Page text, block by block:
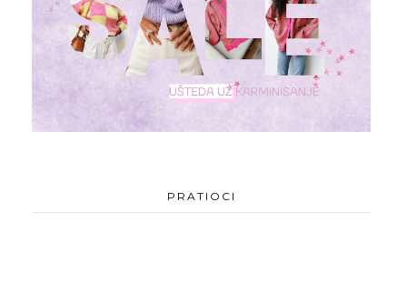
PRATIOCI